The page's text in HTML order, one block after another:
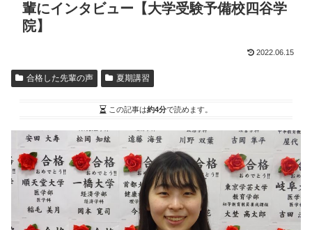
輩にインタビュー【大学受験予備校四谷学
院】
2022.06.15
合格した先輩の声 夏期講習
この記事は約4分で読めます。